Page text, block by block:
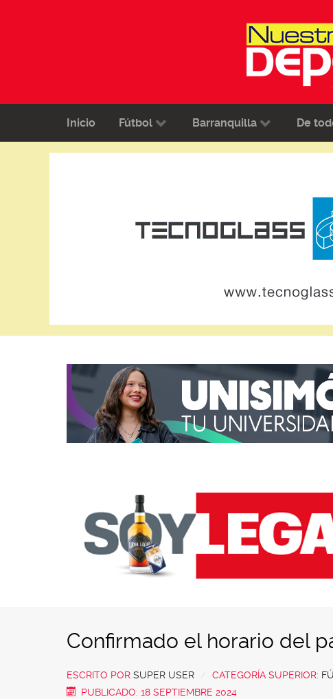
Inicio Fútbol Barranquilla De
Confirmado el horario del
ESCRITO POR SUPER USER CATEGORÍA SUPERIOR:
PUBLICADO: 18 SEPTIEMBRE 2024